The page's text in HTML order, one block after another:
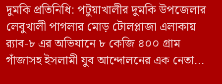
দুমকি প্রতিনিধি: পটুয়াখালীর দুমকি উপজেলার
লেবুখালী পাগলার মোড় টোলপ্লাজা এলাকায়
র‍্যাব-৮ এর অভিযানে ৮ কেজি ৪০০ গ্রাম
গাঁজাসহ ইসলামী যুব আন্দোলনের এক নেতাকে